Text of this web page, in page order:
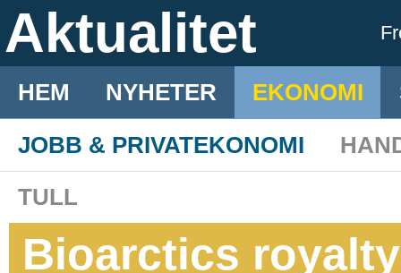
Aktualitet
HEM NYHETER EKONOMI
JOBB & PRIVATEKONOMI
TULL
Bioarctics